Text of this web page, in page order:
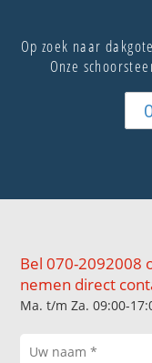
Op zoek naar
Onze
Bel 070-2092008
nemen direct
Ma. t/m Za. 09:00-